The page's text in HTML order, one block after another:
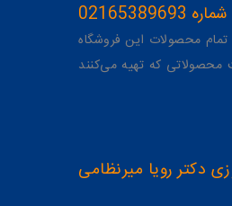
محصولات این فروشگاه
محصولاتی که تهیه می‌کنند
دکتر رویا میرنظامی